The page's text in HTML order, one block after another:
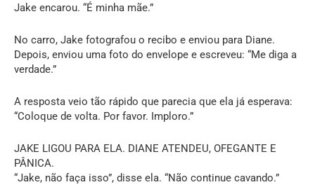
Jake encarou. “É minha mãe.”
No carro, Jake fotografou o recibo e enviou para Diane.
Depois, enviou uma foto do envelope e escreveu: “Me diga a
verdade.”
A resposta veio tão rápido que parecia que ela já esperava:
“Coloque de volta. Por favor. Imploro.”
JAKE LIGOU PARA ELA. DIANE ATENDEU, OFEGANTE E
PÂNICA.
“Jake, não faça isso”, disse ela. “Não continue cavando.”